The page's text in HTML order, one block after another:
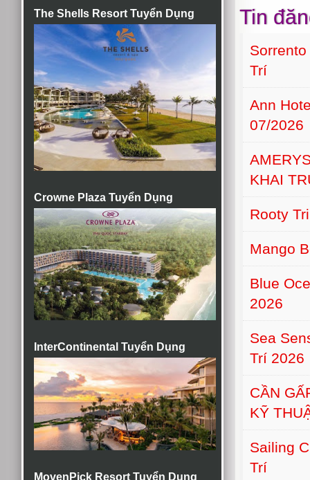
The Shells Resort Tuyển Dụng
Crowne Plaza Tuyển Dụng
InterContinental Tuyển Dụng
MovenPick Resort Tuyển Dụng
Tin
Trí
Ann
07/2026
KHAI
Rooty
Mango
Blue
2026
Sea
Trí 2026
CẦN
KỸ
Sailing
Trí